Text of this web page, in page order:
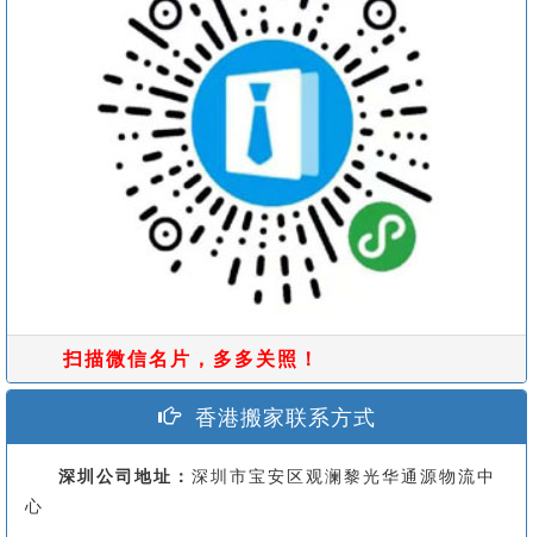
扫描微信名片，多多关照！
香港搬家联系方式
深圳公司地址： 深圳市宝安区观澜黎光华通源物流中
心